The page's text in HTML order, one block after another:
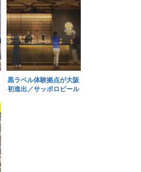
黒ラベル体験拠点が大阪
初進出／サッポロビール